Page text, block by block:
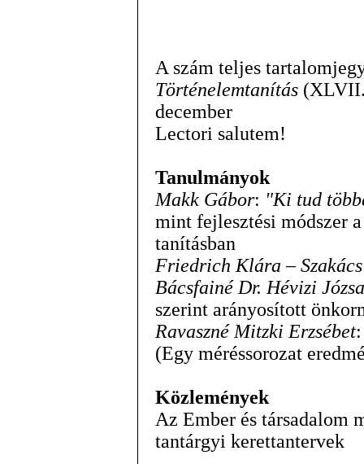
A szám teljes
Történelemtanítás
december
Lectori salutem!
Tanulmányok
Makk Gábor: "Ki tud
mint fejlesztési módszer
tanításban
Friedrich Klára –
Bácsfainé Dr. Hévizi Józsa
szerint arányosított
Ravaszné Mitzki Erzsébet
(Egy méréssorozat
Közlemények
Az Ember és társadalom
tantárgyi kerettantervek